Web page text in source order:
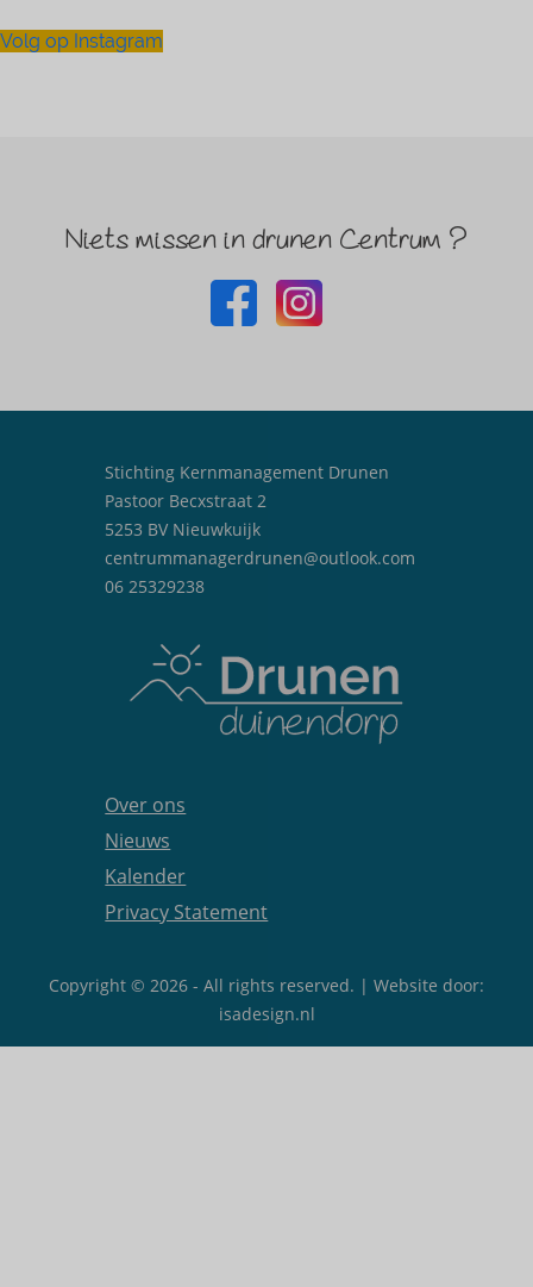
Volg op Instagram
Niets missen in drunen Centrum ?
Stichting Kernmanagement Drunen
Pastoor Becxstraat 2
5253 BV Nieuwkuijk
centrummanagerdrunen@outlook.com
06 25329238
Over ons
Nieuws
Kalender
Privacy Statement
Copyright © 2026 - All rights reserved. | Website door:
isadesign.nl